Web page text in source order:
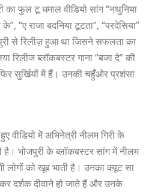
का फुल टू धमाल वीडियो सांग “नथुनिया
“ए राजा बदनिया टूटता”, “परदेसिया”
से रिलीज़ हुआ था जिसने सफलता का
रिलीज ब्लॉकबस्टर गाना “बजा दे” की
सुर्खियों में हैं। उनकी चहुँओर प्रशंसा
में अभिनेत्री नीलम गिरी के
है। भोजपुरी के ब्लॉकबस्टर सांग में नीलम
लोगों को खूब भाती है। उनका क्यूट सा
दर्शक दीवाने हो जाते हैं और उनके